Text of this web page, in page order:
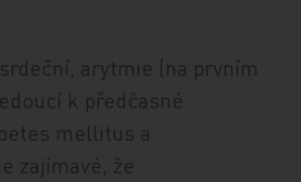
arytmie (na prvním
k předčasné
mellitus a
zajímavé, že